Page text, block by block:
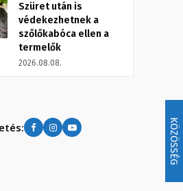
KÖZÖSSÉG
Szüret után is
védekezhetnek a
szőlőkabóca ellen a
termelők
2026.08.08.